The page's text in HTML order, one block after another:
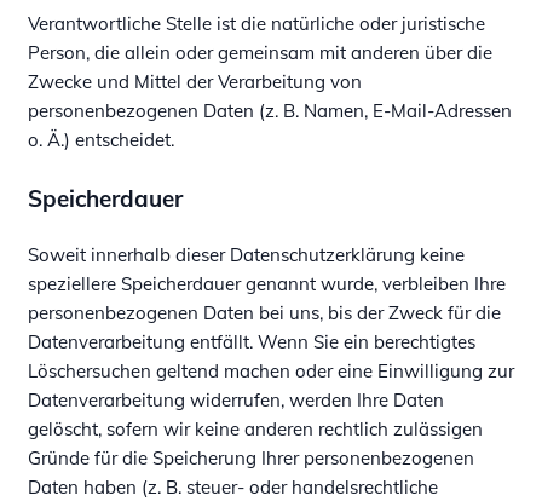
Verantwortliche Stelle ist die natürliche oder juristische
Person, die allein oder gemeinsam mit anderen über die
Zwecke und Mittel der Verarbeitung von
personenbezogenen Daten (z. B. Namen, E-Mail-Adressen
o. Ä.) entscheidet.
Speicherdauer
Soweit innerhalb dieser Datenschutzerklärung keine
speziellere Speicherdauer genannt wurde, verbleiben Ihre
personenbezogenen Daten bei uns, bis der Zweck für die
Datenverarbeitung entfällt. Wenn Sie ein berechtigtes
Löschersuchen geltend machen oder eine Einwilligung zur
Datenverarbeitung widerrufen, werden Ihre Daten
gelöscht, sofern wir keine anderen rechtlich zulässigen
Gründe für die Speicherung Ihrer personenbezogenen
Daten haben (z. B. steuer- oder handelsrechtliche